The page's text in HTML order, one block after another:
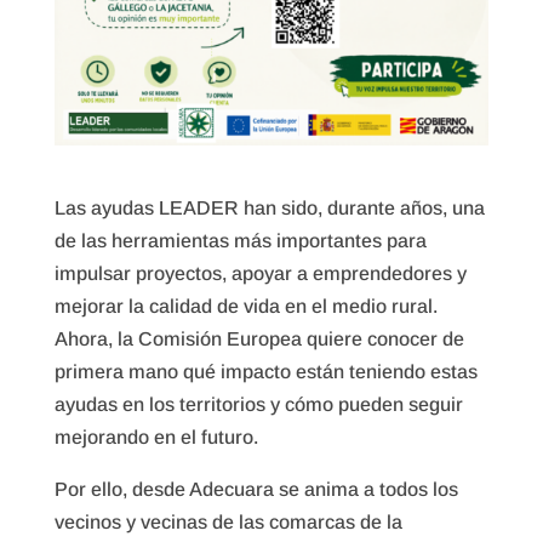
Las ayudas LEADER han sido, durante años, una
de las herramientas más importantes para
impulsar proyectos, apoyar a emprendedores y
mejorar la calidad de vida en el medio rural.
Ahora, la Comisión Europea quiere conocer de
primera mano qué impacto están teniendo estas
ayudas en los territorios y cómo pueden seguir
mejorando en el futuro.
Por ello, desdeAdecuara se anima a todos los
vecinos y vecinas de las comarcas de la